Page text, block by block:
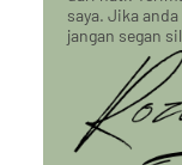
saya. Jika
jangan segan